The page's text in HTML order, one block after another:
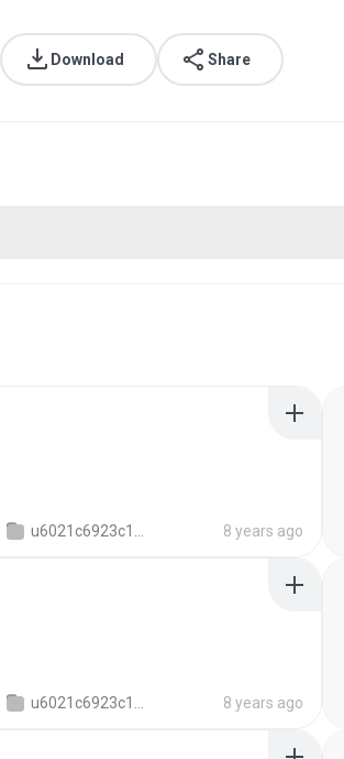
Download Share
u6021c6923c12b1a3997316c017914a48 8 years ago
u6021c6923c12b1a3997316c017914a48 8 years ago